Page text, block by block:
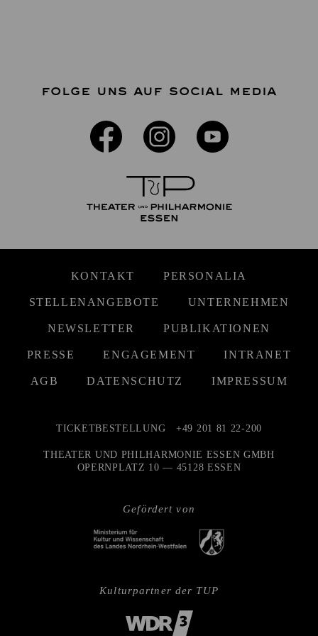
FOLGE UNS AUF SOCIAL MEDIA
KONTAKT PERSONALIA
STELLENANGEBOTE UNTERNEHMEN
NEWSLETTER PUBLIKATIONEN
PRESSE ENGAGEMENT INTRANET
AGB DATENSCHUTZ IMPRESSUM
Gefördert von
TICKETBESTELLUNG +49 201 81 22-200
THEATER UND PHILHARMONIE ESSEN GMBH
OPERNPLATZ 10 — 45128 ESSEN
Kulturpartner der TUP